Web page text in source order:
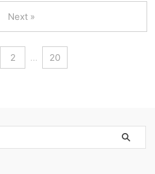
2 … 20
Next »